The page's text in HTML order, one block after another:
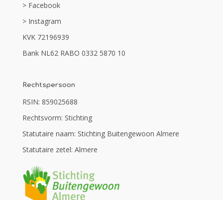
> Facebook
> Instagram
KVK 72196939
Bank NL62 RABO 0332 5870 10
Rechtspersoon
RSIN: 859025688
Rechtsvorm: Stichting
Statutaire naam: Stichting Buitengewoon Almere
Statutaire zetel: Almere